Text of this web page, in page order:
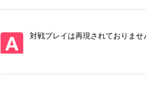
対戦プレイは再現されておりませ